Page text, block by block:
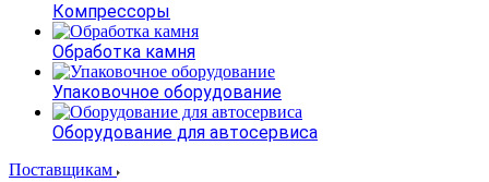
Компрессоры
Обработка камня
Упаковочное оборудование
Оборудование для автосервиса
Поставщикам